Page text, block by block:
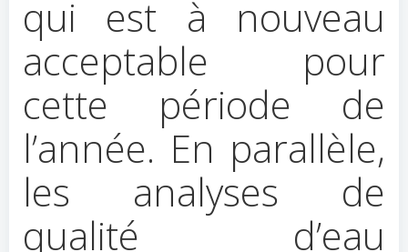
qui est à nouveau
acceptable pour
cette période de
l’année. En parallèle,
les analyses de
qualité d’eau